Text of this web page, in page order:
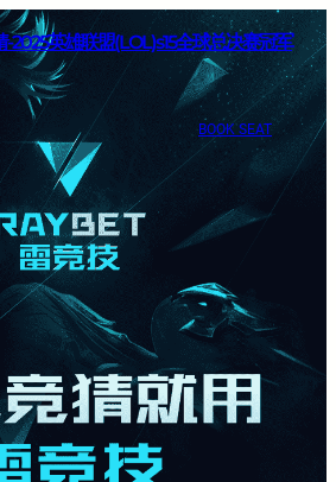
2025英雄联盟(LOL)s15全球总决赛冠军
BOOK SEAT